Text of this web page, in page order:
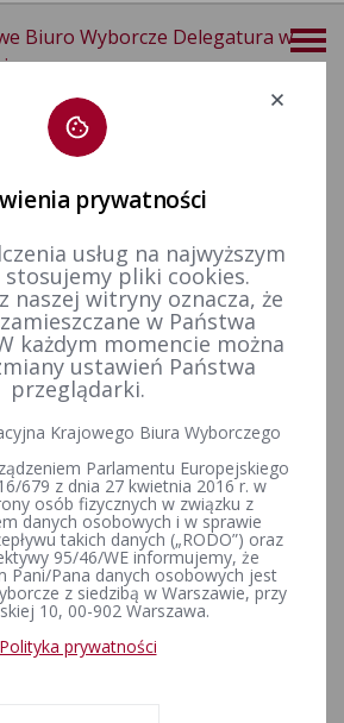
Biuro Wyborcze Delegatura w
Wybory do Parlamentu Europejskiego w 2009&nbsp;r.
Komisji Wyborczej w Lublinie z dnia 27
prywatności
usług na najwyższym
pliki cookies.
naszej witryny oznacza, że
w Państwa
każdym momencie można
ustawień Państwa
przeglądarki.
Krajowego Biura Wyborczego
Parlamentu Europejskiego
679 z dnia 27 kwietnia 2016 r. w
osób fizycznych w związku z
danych osobowych i w sprawie
takich danych („RODO”) oraz
95/46/WE informujemy, że
Pani/Pana danych osobowych jest
z siedzibą w Warszawie, przy
10, 00-902 Warszawa.
Polityka prywatności